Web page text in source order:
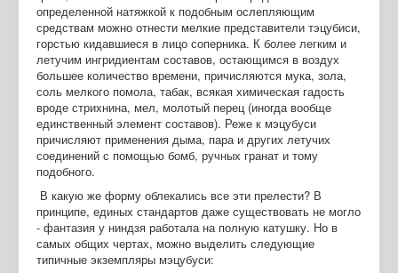
определенной натяжкой к подобным ослепляющим
средствам можно отнести мелкие представители тэцубиси,
горстью кидавшиеся в лицо соперника. К более легким и
летучим ингридиентам составов, остающимся в воздух
большее количество времени, причисляются мука, зола,
соль мелкого помола, табак, всякая химическая гадость
вроде стрихнина, мел, молотый перец (иногда вообще
единственный элемент составов). Реже к мэцубуси
причисляют применения дыма, пара и других летучих
соединений с помощью бомб, ручных гранат и тому
подобного.
В какую же форму облекались все эти прелести? В
принципе, единых стандартов даже существовать не могло
- фантазия у ниндзя работала на полную катушку. Но в
самых общих чертах, можно выделить следующие
типичные экземпляры мэцубуси: